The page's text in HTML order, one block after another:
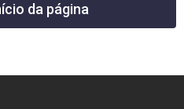
da página